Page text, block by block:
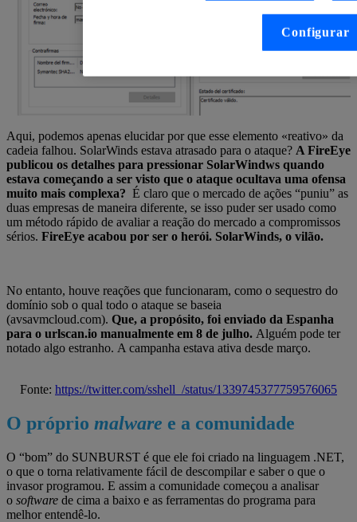
Aqui, podemos apenas elucidar por que esse elemento «reativo» da
cadeia falhou. SolarWinds estava atrasado para o ataque? A FireEye
publicou os detalhes para pressionar SolarWindws quando
estava começando a ser visto que o ataque ocultava uma ofensa
muito mais complexa? É claro que o mercado de ações “puniu” as
duas empresas de maneira diferente, se isso puder ser usado como
um método rápido de avaliar a reação do mercado a compromissos
sérios. FireEye acabou por ser o herói. SolarWinds, o vilão.
No entanto, houve reações que funcionaram, como o sequestro do
domínio sob o qual todo o ataque se baseia
(avsavmcloud.com). Que, a propósito, foi enviado da Espanha
para o urlscan.io manualmente em 8 de julho. Alguém pode ter
notado algo estranho. A campanha estava ativa desde março.
Fonte: https://twitter.com/sshell_/status/1339745377759576065
O próprio malware e a comunidade
O “bom” do SUNBURST é que ele foi criado na linguagem .NET,
o que o torna relativamente fácil de descompilar e saber o que o
invasor programou. E assim a comunidade começou a analisar
o software de cima a baixo e as ferramentas do programa para
melhor entendê-lo.
Configurar